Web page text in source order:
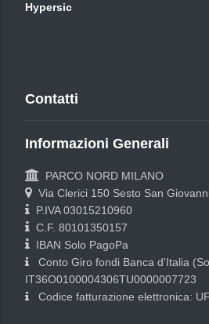
Hypersic
Contatti
Informazioni Generali
PARCO NORD MILANO
Via Clerici 150 Sesto San
P.IVA 03015210960
C.F. 80101350157
IBAN Solo PagoPa
Conto Giro fondi Banca d'Italia
IT36O0100004306TU0000007723
Codice fatturazione elettronica: